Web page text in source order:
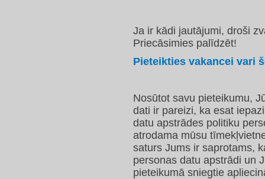
Ja ir kādi jautājumi, droši
Priecāsimies palīdzēt!
Pieteikties vakancei vari
Nosūtot savu pieteikumu,
dati ir pareizi, ka esat
datu apstrādes politiku
atrodama mūsu
saturs Jums ir saprotams,
personas datu apstrādi un
pieteikumā sniegtie